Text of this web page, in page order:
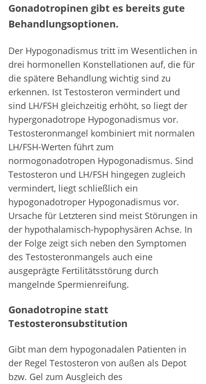
Gonadotropinen gibt es bereits gute
Behandlungsoptionen.
Der Hypogonadismus tritt im Wesentlichen in
drei hormonellen Konstellationen auf, die für
die spätere Behandlung wichtig sind zu
erkennen. Ist Testosteron vermindert und
sind LH/FSH gleichzeitig erhöht, so liegt der
hypergonadotrope Hypogonadismus vor.
Testosteronmangel kombiniert mit normalen
LH/FSH-Werten führt zum
normogonadotropen Hypogonadismus. Sind
Testosteron und LH/FSH hingegen zugleich
vermindert, liegt schließlich ein
hypogonadotroper Hypogonadismus vor.
Ursache für Letzteren sind meist Störungen in
der hypothalamisch-hypophysären Achse. In
der Folge zeigt sich neben den Symptomen
des Testosteronmangels auch eine
ausgeprägte Fertilitätsstörung durch
mangelnde Spermienreifung.
Gonadotropine statt
Testosteronsubstitution
Gibt man dem hypogonadalen Patienten in
der Regel Testosteron von außen als Depot
bzw. Gel zum Ausgleich des